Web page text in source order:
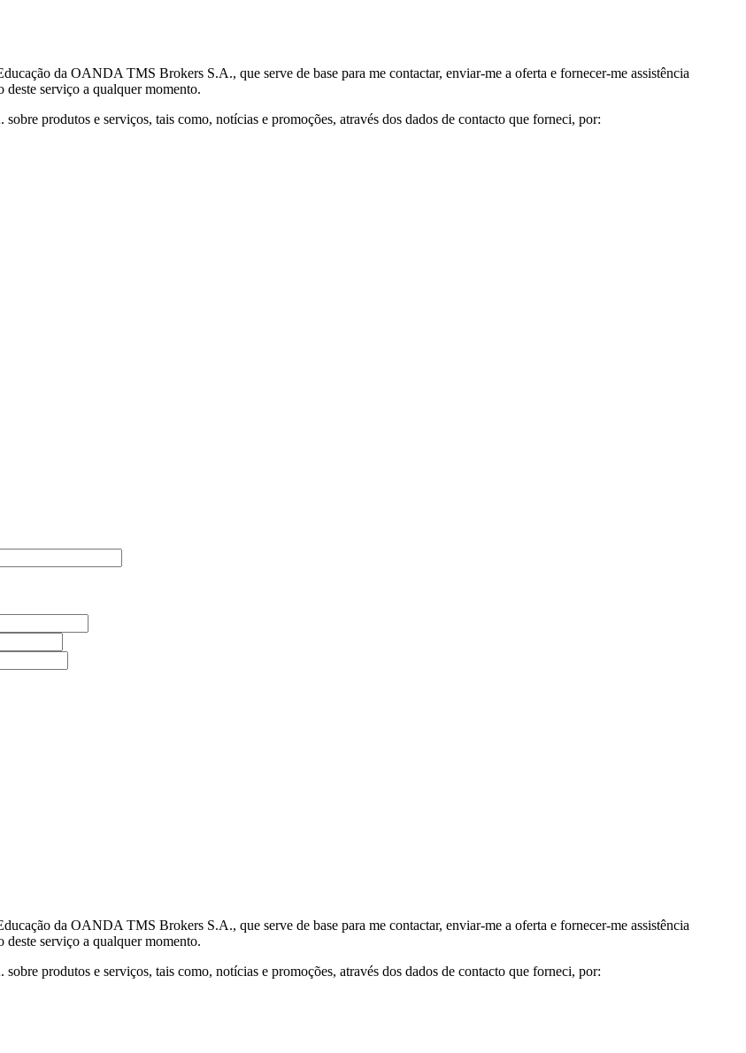
da OANDA TMS Brokers S.A., que serve de base para me contactar, enviar-me a oferta e fornecer-me assistência
deste serviço a qualquer momento.
produtos e serviços, tais como, notícias e promoções, através dos dados de contacto que forneci, por:
da OANDA TMS Brokers S.A., que serve de base para me contactar, enviar-me a oferta e fornecer-me assistência
deste serviço a qualquer momento.
produtos e serviços, tais como, notícias e promoções, através dos dados de contacto que forneci, por: